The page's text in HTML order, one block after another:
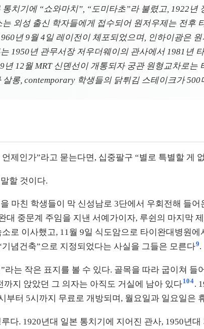
치기에 “쇼와마치”, “도미타초”라 불렸고, 1922
외성 출신 학자들에게 접수되어 원저우제는 전후
년 9월 4일 레이전이 체포되었으며, 인하이광은
1950년 관무서장 저우더웨이의 관사에서 1981년
년 12월 MRT 신뎬선이 개통되자 궁관 원형교차로는
롱, contemporary 학생들의 닭튀김 스테이크가
제인가”라고 묻는다면, 십중팔구 “별로 특별할 게
할 것이다.
마친 학생들이 막 신성남로 3단에서 우회전해 들
대 중문계 주임을 지낸 서예가이자, 루쉰의 마지막
로 이사했고, 11월 9일 식도암으로 타이완대병원
념건축”으로 지정되었다는 사실을 그들은 모른다9.
는 작은 표지를 볼 수 있다. 골목을 따라 굽이쳐 들
지 앉았던 그 의자는 아직도 거실에 남아 있다104.
터 5시까지 무료로 개방되며, 월요일과 일요일은
다. 1920년대 일본 통치기에 지어진 관사, 1950년